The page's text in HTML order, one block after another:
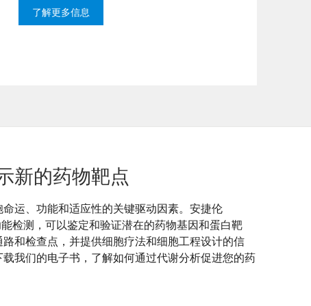
了解更多信息
新的药物靶点
运、功能和适应性的关键驱动因素。安捷伦
检测，可以鉴定和验证潜在的药物基因和蛋白靶
和检查点，并提供细胞疗法和细胞工程设计的信
我们的电子书，了解如何通过代谢分析促进您的药